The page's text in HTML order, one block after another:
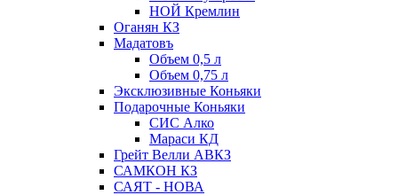
НОЙ Кремлин
Оганян КЗ
Мадатовъ
Объем 0,5 л
Объем 0,75 л
Эксклюзивные Коньяки
Подарочные Коньяки
СИС Алко
Мараси КД
Грейт Велли АВКЗ
САМКОН КЗ
САЯТ - НОВА